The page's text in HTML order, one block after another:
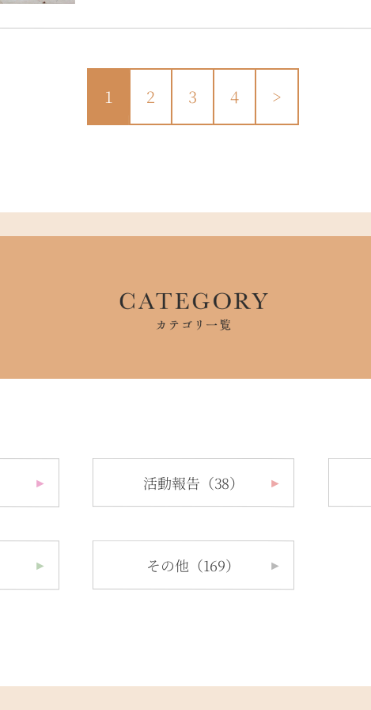
1 2 3 4 >
► 活動報告（38） ►
► その他（169） ►